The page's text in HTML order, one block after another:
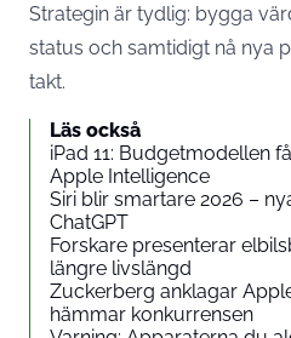
Strategin är tydlig: bygga
status och samtidigt nå nya
takt.
Läs också
iPad 11: Budgetmodellen
Apple Intelligence
Siri blir smartare 2026 –
ChatGPT
Forskare presenterar
längre livslängd
Zuckerberg anklagar
hämmar konkurrensen